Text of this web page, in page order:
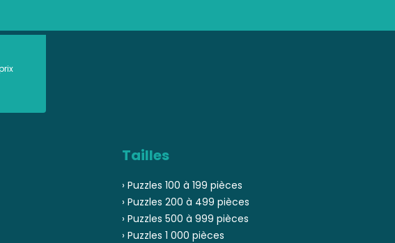
Tailles
› Puzzles 100 à 199 pièces
› Puzzles 200 à 499 pièces
› Puzzles 500 à 999 pièces
› Puzzles 1 000 pièces